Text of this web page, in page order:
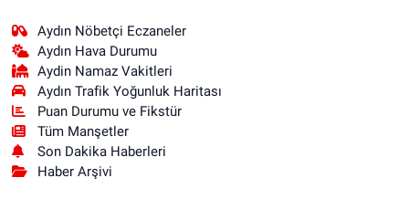
Aydın Nöbetçi Eczaneler
Aydın Hava Durumu
Aydin Namaz Vakitleri
Aydın Trafik Yoğunluk Haritası
Puan Durumu ve Fikstür
Tüm Manşetler
Son Dakika Haberleri
Haber Arşivi